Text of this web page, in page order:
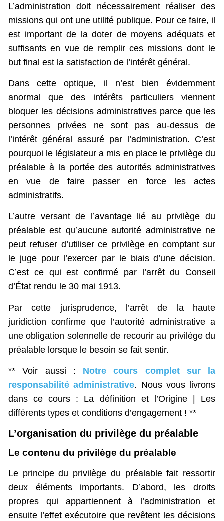
L’administration doit nécessairement réaliser des
missions qui ont une utilité publique. Pour ce faire, il
est important de la doter de moyens adéquats et
suffisants en vue de remplir ces missions dont le
but final est la satisfaction de l’intérêt général.
Dans cette optique, il n’est bien évidemment
anormal que des intérêts particuliers viennent
bloquer les décisions administratives parce que les
personnes privées ne sont pas au-dessus de
l’intérêt général assuré par l’administration. C’est
pourquoi le législateur a mis en place le privilège du
préalable à la portée des autorités administratives
en vue de faire passer en force les actes
administratifs.
L’autre versant de l’avantage lié au privilège du
préalable est qu’aucune autorité administrative ne
peut refuser d’utiliser ce privilège en comptant sur
le juge pour l’exercer par le biais d’une décision.
C’est ce qui est confirmé par l’arrêt du Conseil
d’État rendu le 30 mai 1913.
Par cette jurisprudence, l’arrêt de la haute
juridiction confirme que l’autorité administrative a
une obligation solennelle de recourir au privilège du
préalable lorsque le besoin se fait sentir.
** Voir aussi : Notre cours complet sur la
responsabilité administrative. Nous vous livrons
dans ce cours : La définition et l’Origine | Les
différents types et conditions d’engagement ! **
L’organisation du privilège du préalable
Le contenu du privilège du préalable
Le principe du privilège du préalable fait ressortir
deux éléments importants. D’abord, les droits
propres qui appartiennent à l’administration et
ensuite l’effet exécutoire que revêtent les décisions